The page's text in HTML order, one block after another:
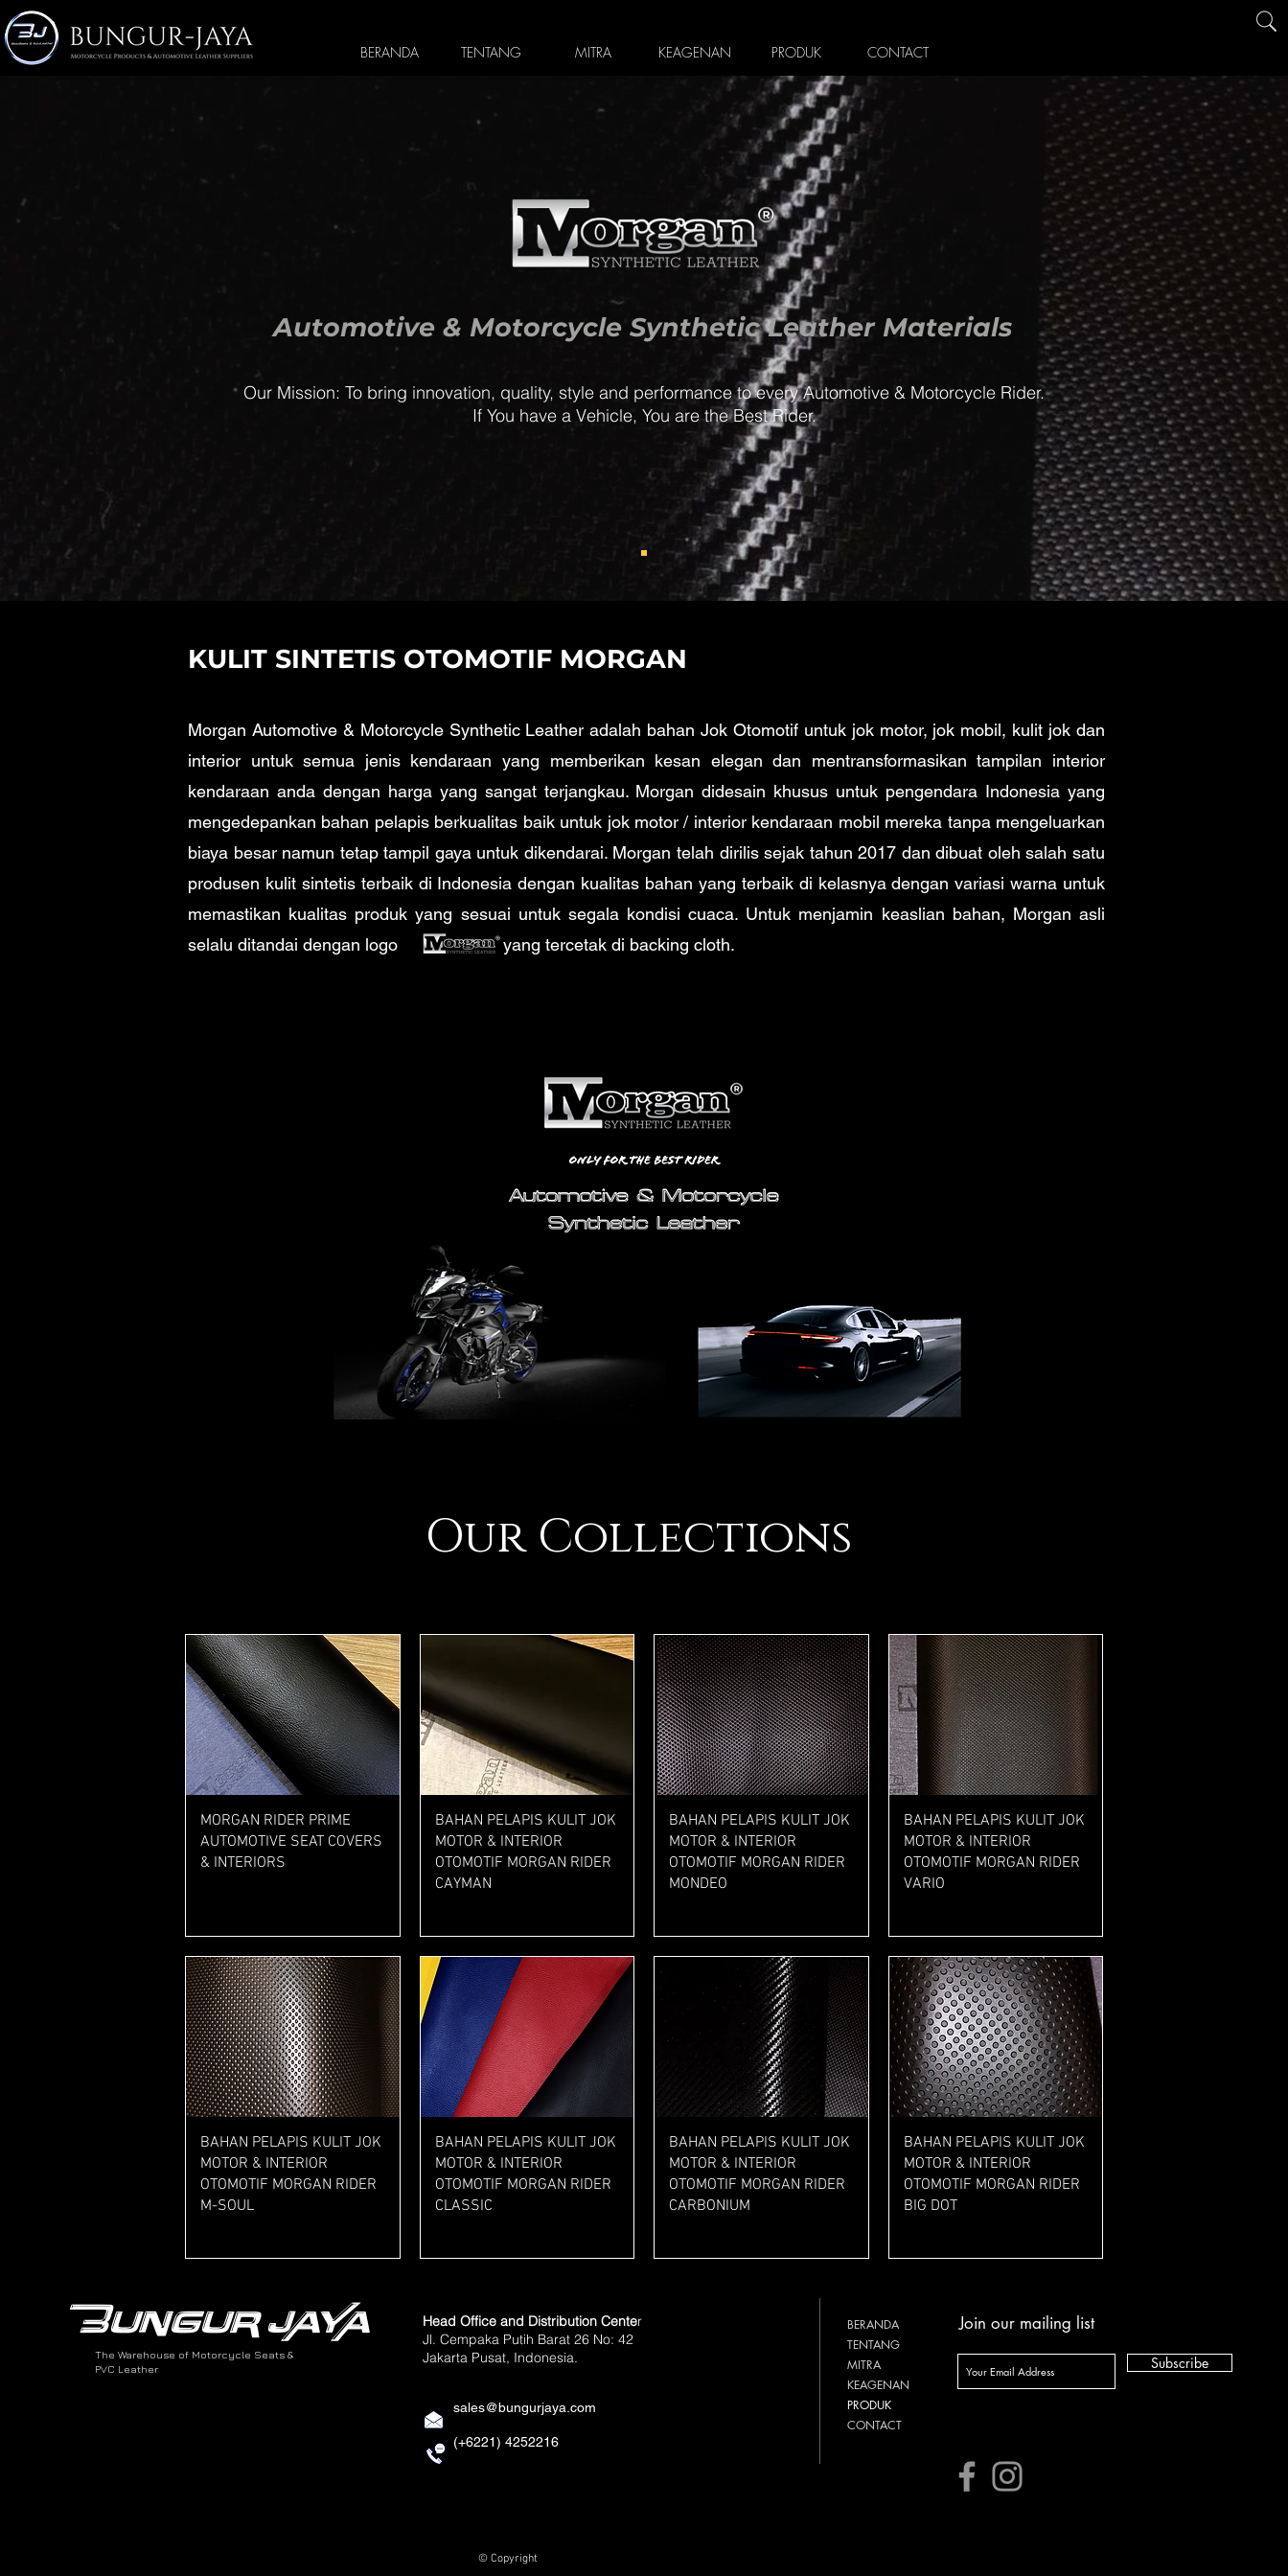
BERANDA TENTANG MITRA KEAGENAN PRODUK CONTACT
Automotive & Motorcycle Synthetic Leather Materials
Our Mission: To bring innovation, quality, style and performance to every Automotive & Motorcycle Rider.
If You have a Vehicle, You are the Best Rider.
KULIT SINTETIS OTOMOTIF MORGAN
Morgan Automotive & Motorcycle Synthetic Leather adalah bahan Jok Otomotif untuk jok motor, jok mobil, kulit jok dan
interior untuk semua jenis kendaraan yang memberikan kesan elegan dan mentransformasikan tampilan interior
kendaraan anda dengan harga yang sangat terjangkau. Morgan didesain khusus untuk pengendara Indonesia yang
mengedepankan bahan pelapis berkualitas baik untuk jok motor / interior kendaraan mobil mereka tanpa mengeluarkan
biaya besar namun tetap tampil gaya untuk dikendarai. Morgan telah dirilis sejak tahun 2017 dan dibuat oleh salah satu
produsen kulit sintetis terbaik di Indonesia dengan kualitas bahan yang terbaik di kelasnya dengan variasi warna untuk
memastikan kualitas produk yang sesuai untuk segala kondisi cuaca. Untuk menjamin keaslian bahan, Morgan asli
selalu ditandai dengan logo yang tercetak di backing cloth.
Our Collections
Tampilan Cepat
MORGAN RIDER PRIME
AUTOMOTIVE SEAT COVERS
& INTERIORS
Tampilan Cepat
BAHAN PELAPIS KULIT JOK
MOTOR & INTERIOR
OTOMOTIF MORGAN RIDER
CAYMAN
Tampilan Cepat
BAHAN PELAPIS KULIT JOK
MOTOR & INTERIOR
OTOMOTIF MORGAN RIDER
MONDEO
Tampilan Cepat
BAHAN PELAPIS KULIT JOK
MOTOR & INTERIOR
OTOMOTIF MORGAN RIDER
VARIO
Tampilan Cepat
BAHAN PELAPIS KULIT JOK
MOTOR & INTERIOR
OTOMOTIF MORGAN RIDER
M-SOUL
Tampilan Cepat
BAHAN PELAPIS KULIT JOK
MOTOR & INTERIOR
OTOMOTIF MORGAN RIDER
CLASSIC
Tampilan Cepat
BAHAN PELAPIS KULIT JOK
MOTOR & INTERIOR
OTOMOTIF MORGAN RIDER
CARBONIUM
Tampilan Cepat
BAHAN PELAPIS KULIT JOK
MOTOR & INTERIOR
OTOMOTIF MORGAN RIDER
BIG DOT
BUNGUR JAYA
The Warehouse of Motorcycle Seats &
PVC Leather
Head Office and Distribution Center
Jl. Cempaka Putih Barat 26 No: 42
Jakarta Pusat, Indonesia.
sales@bungurjaya.com
(+6221) 4252216
BERANDA
TENTANG
MITRA
KEAGENAN
PRODUK
CONTACT
Join our mailing list
Subscribe
© Copyright